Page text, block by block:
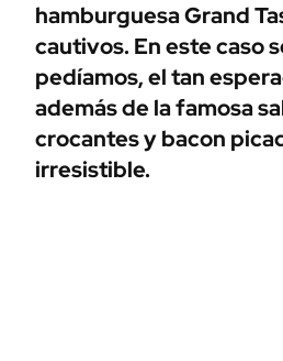
MEDIAKIT AMBITO DEBATE
hamburguesa Grand
cautivos. En este caso
pedíamos, el tan
además de la famosa
crocantes y bacon
irresistible.